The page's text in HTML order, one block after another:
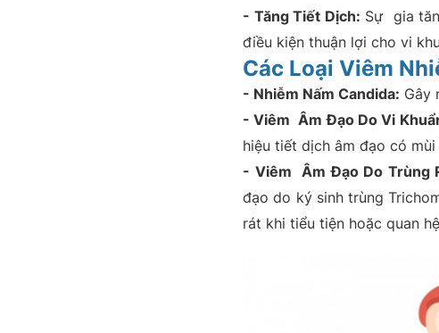
- Tăng Tiết Dịch: Sự gia
điều kiện thuận lợi cho vi
Các Loại Viêm
- Nhiễm Nấm Candida: Gây
- Viêm Âm Đạo Do Vi
hiệu tiết dịch âm đạo có
- Viêm Âm Đạo Do Trùng
đạo do ký sinh trùng
rát khi tiểu tiện hoặc quan